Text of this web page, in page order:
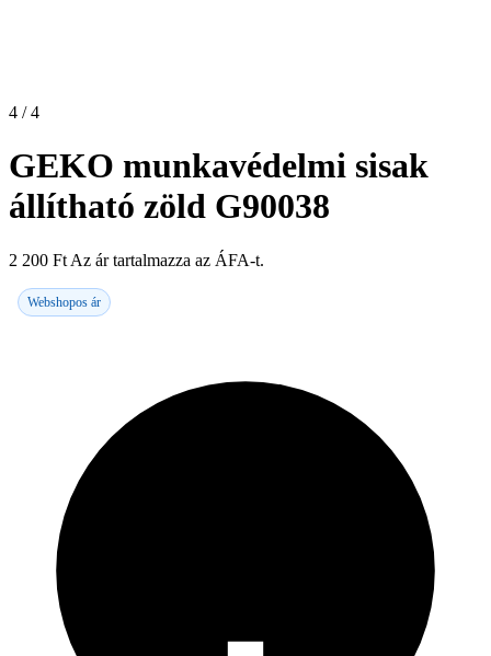
4 / 4
GEKO munkavédelmi sisak
állítható zöld G90038
2 200 Ft Az ár tartalmazza az ÁFA-t.
Webshopos ár